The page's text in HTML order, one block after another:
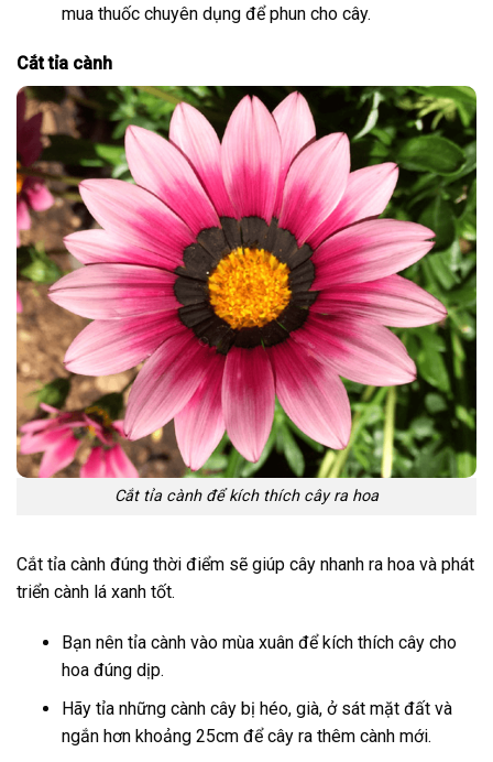
mua thuốc chuyên dụng để phun cho cây.
Cắt tỉa cành
Cắt tỉa cành để kích thích cây ra hoa
Cắt tỉa cành đúng thời điểm sẽ giúp cây nhanh ra hoa và phát
triển cành lá xanh tốt.
Bạn nên tỉa cành vào mùa xuân để kích thích cây cho
hoa đúng dịp.
Hãy tỉa những cành cây bị héo, già, ở sát mặt đất và
ngắn hơn khoảng 25cm để cây ra thêm cành mới.